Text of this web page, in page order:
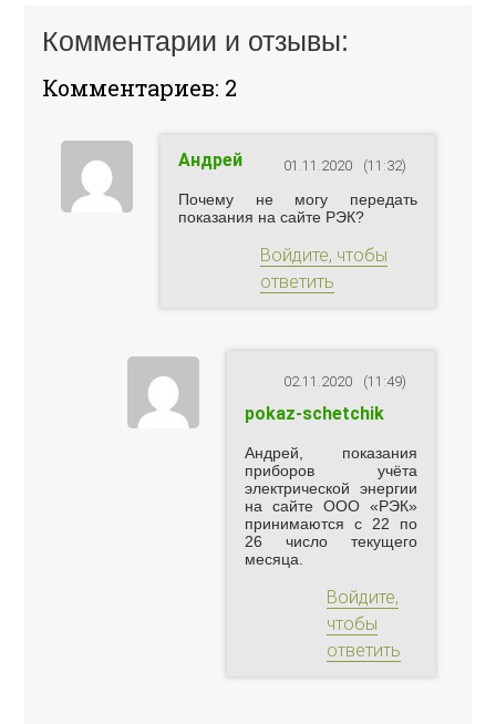
Комментарии и отзывы:
Комментариев: 2
(11:32)
01.11.2020
Андрей
Почему не могу передать
показания на сайте РЭК?
Войдите, чтобы
ответить
(11:49)
02.11.2020
pokaz-schetchik
Андрей, показания
приборов учёта
электрической энергии
на сайте ООО «РЭК»
принимаются с 22 по
26 число текущего
месяца.
Войдите,
чтобы
ответить